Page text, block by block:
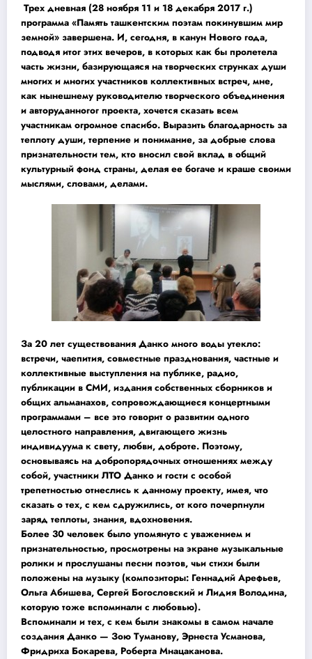
Трех дневная (28 ноября 11 и 18 декабря 2017 г.)
программа «Память ташкентским поэтам покинувшим мир
земной» завершена. И, сегодня, в канун Нового года,
подводя итог этих вечеров, в которых как бы пролетела
часть жизни, базирующаяся на творческих струнках души
многих и многих участников коллективных встреч, мне,
как нынешнему руководителю творческого объединения
и авторуданногог проекта, хочется сказать всем
участникам огромное спасибо. Выразить благодарность за
теплоту души, терпение и понимание, за добрые слова
признательности тем, кто вносил свой вклад в общий
культурный фонд страны, делая ее богаче и краше своими
мыслями, словами, делами.
За 20 лет существования Данко много воды утекло:
встречи, чаепития, совместные празднования, частные и
коллективные выступления на публике, радио,
публикации в СМИ, издания собственных сборников и
общих альманахов, сопровождающиеся концертными
программами – все это говорит о развитии одного
целостного направления, двигающего жизнь
индивидуума к свету, любви, доброте. Поэтому,
основываясь на добропорядочных отношениях между
собой, участники ЛТО Данко и гости с особой
трепетностью отнеслись к данному проекту, имея, что
сказать о тех, с кем сдружились, от кого почерпнули
заряд теплоты, знания, вдохновения.
Более 30 человек было упомянуто с уважением и
признательностью, просмотрены на экране музыкальные
ролики и прослушаны песни поэтов, чьи стихи были
положены на музыку (композиторы: Геннадий Арефьев,
Ольга Абишева, Сергей Богословский и Лидия Володина,
которую тоже вспоминали с любовью).
Вспоминали и тех, с кем были знакомы в самом начале
создания Данко — Зою Туманову, Эрнеста Усманова,
Фридриха Бокарева, Роберта Мнацаканова.